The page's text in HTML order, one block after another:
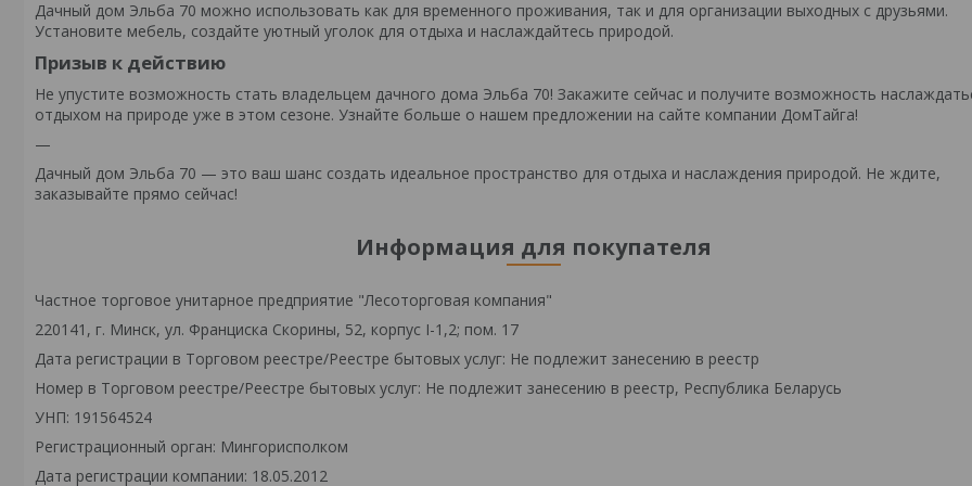
Дачный дом Эльба 70 можно использовать как для временного проживания, так и для организации выходных с друзьями.
Установите мебель, создайте уютный уголок для отдыха и наслаждайтесь природой.
Призыв к действию
Не упустите возможность стать владельцем дачного дома Эльба 70! Закажите сейчас и получите возможность
отдыхом на природе уже в этом сезоне. Узнайте больше о нашем предложении на сайте компании ДомТайга!
—
Дачный дом Эльба 70 — это ваш шанс создать идеальное пространство для отдыха и наслаждения природой. Не ждите,
заказывайте прямо сейчас!
Информация для покупателя
Частное торговое унитарное предприятие "Лесоторговая компания"
220141, г. Минск, ул. Франциска Скорины, 52, корпус I-1,2; пом. 17
Дата регистрации в Торговом реестре/Реестре бытовых услуг: Не подлежит занесению в реестр
Номер в Торговом реестре/Реестре бытовых услуг: Не подлежит занесению в реестр, Республика Беларусь
УНП: 191564524
Регистрационный орган: Мингорисполком
Дата регистрации компании: 18.05.2012